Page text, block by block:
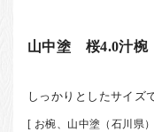
山中塗 桜4.0汁
しっかりとしたサイズ
[ お椀、山中塗（石川県